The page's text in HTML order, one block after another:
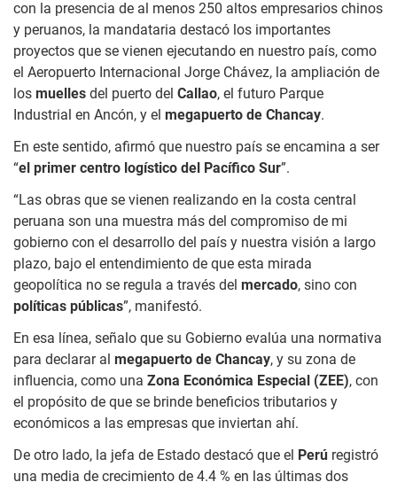
con la presencia de al menos 250 altos empresarios chinos
y peruanos, la mandataria destacó los importantes
proyectos que se vienen ejecutando en nuestro país, como
el Aeropuerto Internacional Jorge Chávez, la ampliación de
los muelles del puerto del Callao, el futuro Parque
Industrial en Ancón, y el megapuerto de Chancay.
En este sentido, afirmó que nuestro país se encamina a ser
“el primer centro logístico del Pacífico Sur”.
“Las obras que se vienen realizando en la costa central
peruana son una muestra más del compromiso de mi
gobierno con el desarrollo del país y nuestra visión a largo
plazo, bajo el entendimiento de que esta mirada
geopolítica no se regula a través del mercado, sino con
políticas públicas”, manifestó.
En esa línea, señalo que su Gobierno evalúa una normativa
para declarar al megapuerto de Chancay, y su zona de
influencia, como una Zona Económica Especial (ZEE), con
el propósito de que se brinde beneficios tributarios y
económicos a las empresas que inviertan ahí.
De otro lado, la jefa de Estado destacó que el Perú registró
una media de crecimiento de 4.4 % en las últimas dos